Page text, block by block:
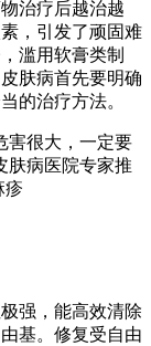
治疗后越治越
，引发了顽固难
滥用软膏类制
肤病首先要明确
的治疗方法。
害很大，一定要
肤病医院专家推
疹
强，能高效清除
基。修复受自由